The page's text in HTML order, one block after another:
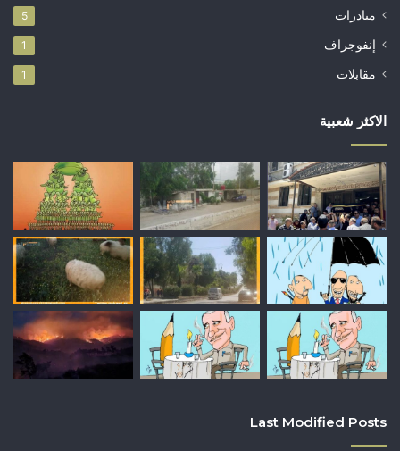
مبادرات 5
إنفوجراف 1
مقابلات 1
الاكثر شعبية
Last Modified Posts